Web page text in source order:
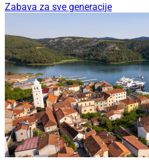
Zabava za sve generacije